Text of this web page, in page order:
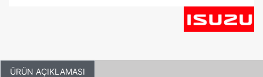
ÜRÜN AÇIKLAMASI